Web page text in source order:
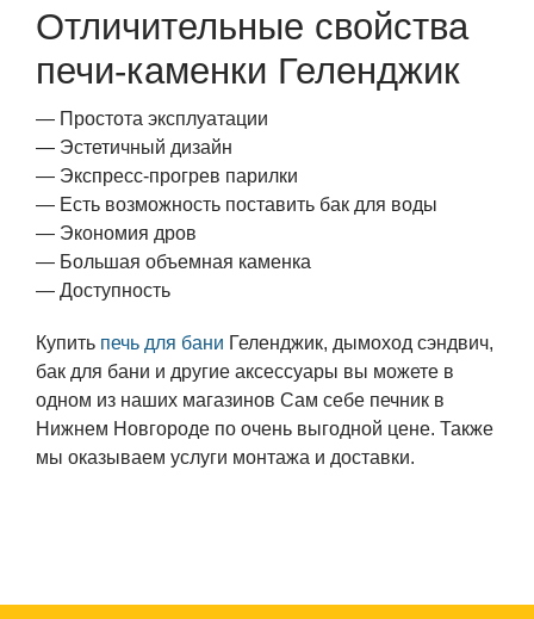
Отличительные свойства
печи-каменки Геленджик
— Простота эксплуатации
— Эстетичный дизайн
— Экспресс-прогрев парилки
— Есть возможность поставить бак для воды
— Экономия дров
— Большая объемная каменка
— Доступность
Купить печь для бани Геленджик, дымоход сэндвич,
бак для бани и другие аксессуары вы можете в
одном из наших магазинов Сам себе печник в
Нижнем Новгороде по очень выгодной цене. Также
мы оказываем услуги монтажа и доставки.